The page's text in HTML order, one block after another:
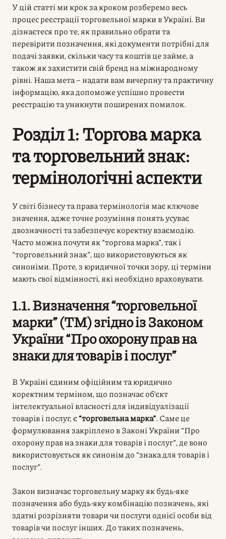
У цій статті ми крок за кроком розберемо весь
процес реєстрації торговельної марки в Україні. Ви
дізнаєтеся про те, як правильно обрати та
перевірити позначення, які документи потрібні для
подачі заявки, скільки часу та коштів це займе, а
також як захистити свій бренд на міжнародному
рівні. Наша мета – надати вам вичерпну та практичну
інформацію, яка допоможе успішно провести
реєстрацію та уникнути поширених помилок.
Розділ 1: Торгова марка
та торговельний знак:
термінологічні аспекти
У світі бізнесу та права термінологія має ключове
значення, адже точне розуміння понять усуває
двозначності та забезпечує коректну взаємодію.
Часто можна почути як “торгова марка”, так і
“торговельний знак”, що використовуються як
синоніми. Проте, з юридичної точки зору, ці терміни
мають свої відмінності, які необхідно враховувати.
1.1. Визначення “торговельної
марки” (ТМ) згідно із Законом
України “Про охорону прав на
знаки для товарів і послуг”
В Україні єдиним офіційним та юридично
коректним терміном, що позначає об’єкт
інтелектуальної власності для індивідуалізації
товарів і послуг, є“торговельна марка”. Саме це
формулювання закріплено в Законі України “Про
охорону прав на знаки для товарів і послуг”, де воно
використовується як синонім до “знака для товарів і
послуг”.
Закон визначає торговельну марку як будь-яке
позначення або будь-яку комбінацію позначень, які
здатні розрізняти товари чи послуги однієї особи від
товарів чи послуг інших. До таких позначень,